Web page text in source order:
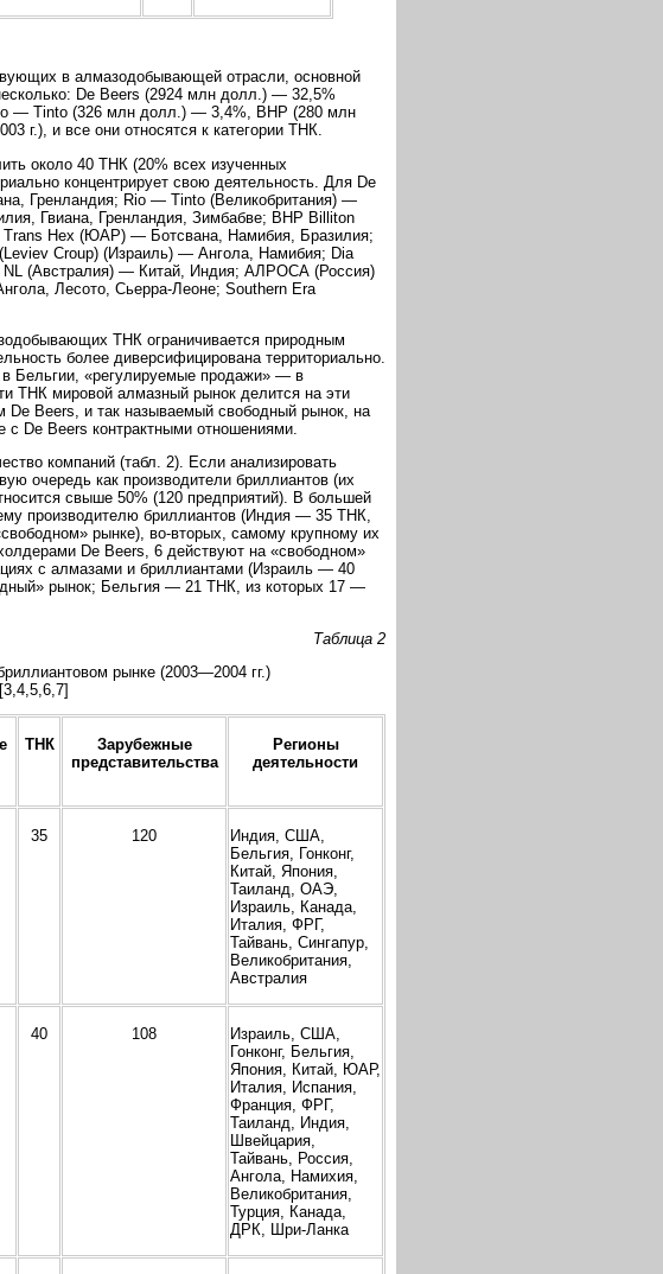
в алмазодобывающей отрасли, основной
De Beers (2924 млн долл.) — 32,5%
— Tinto (326 млн долл.) — 3,4%, BHP (280 млн
г.), и все они относятся к категории ТНК.
около 40 ТНК (20% всех изученных
концентрирует свою деятельность. Для De
Гренландия; Rio — Tinto (Великобритания) —
Гвиана, Гренландия, Зимбабве; BHP Billiton
Hex (ЮАР) — Ботсвана, Намибия, Бразилия;
Croup) (Израиль) — Ангола, Намибия; Dia
NL (Австралия) — Китай, Индия; АЛРОСА (Россия)
Лесото, Сьерра-Леоне; Southern Era
ТНК ограничивается природным
более диверсифицирована территориально.
Бельгии, «регулируемые продажи» — в
ТНК мировой алмазный рынок делится на эти
Beers, и так называемый свободный рынок, на
с De Beers контрактными отношениями.
компаний (табл. 2). Если анализировать
очередь как производители бриллиантов (их
свыше 50% (120 предприятий). В большей
производителю бриллиантов (Индия — 35 ТНК,
рынке), во-вторых, самому крупному их
De Beers, 6 действуют на «свободном»
с алмазами и бриллиантами (Израиль — 40
рынок; Бельгия — 21 ТНК, из которых 17 —
Таблица 2
рынке (2003—2004 гг.)
ТНК
Зарубежные
представительства
Регионы
деятельности
35 120
Индия, США,
Бельгия, Гонконг,
Китай, Япония,
Таиланд, ОАЭ,
Израиль, Канада,
Италия, ФРГ,
Тайвань, Сингапур,
Великобритания,
Австралия
40 108
Израиль, США,
Гонконг, Бельгия,
Япония, Китай, ЮАР,
Италия, Испания,
Франция, ФРГ,
Таиланд, Индия,
Швейцария,
Тайвань, Россия,
Ангола, Намихия,
Великобритания,
Турция, Канада,
ДРК, Шри-Ланка